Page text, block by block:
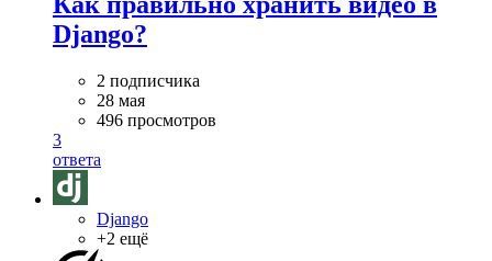
Django?
2 подписчика
28 мая
496 просмотров
3
ответа
Django
+2 ещё